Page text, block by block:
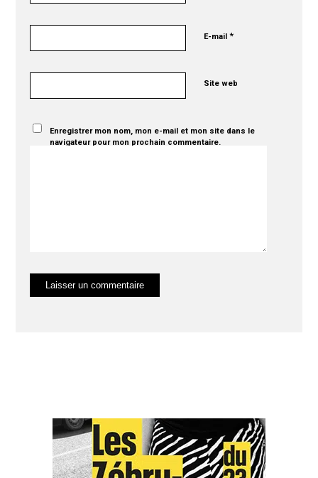
E-mail*
Site web
Enregistrer mon nom, mon e-mail et mon site dans le
navigateur pour mon prochain commentaire.